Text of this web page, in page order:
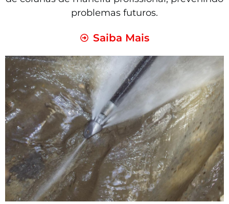
problemas futuros.
Saiba Mais